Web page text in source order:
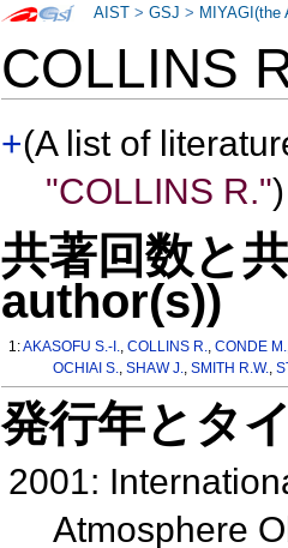
COLLINS
+(A list of
"COLLINS R.")
共著回数と
author(s))
1:AKASOFU S.-I.,COLLINS R.,CONDE M.
OCHIAI S., SHAW J., SMITH R.W.,
発行年とタ
2001:
Atmosphere
AIST >GSJ > MIYAGI(the